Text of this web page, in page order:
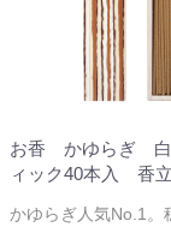
お香 かゆらぎ
ィック40本入 香
かゆらぎ人気No.1。